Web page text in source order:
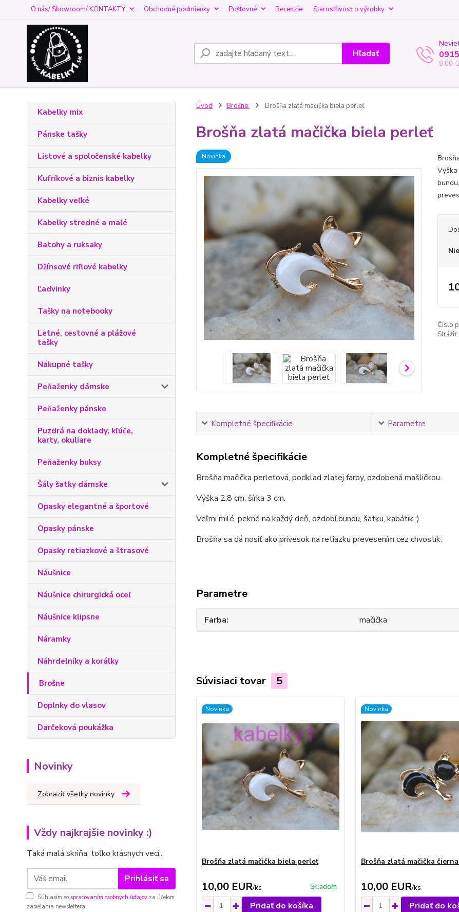
O nás/ Showroom/ KONTAKTY Obchodné podmienky Poštovné Recenzie Starostlivosť o výrobky
Hľadať
8.00-
Kabelky mix
Pánske tašky
Listové a spoločenské kabelky
Kufríkové a biznis kabelky
Kabelky veľké
Kabelky stredné a malé
Batohy a ruksaky
Džínsové riflové kabelky
Ľadvinky
Tašky na notebooky
Letné, cestovné a plážové
tašky
Nákupné tašky
Peňaženky dámske
Peňaženky pánske
Puzdrá na doklady, kľúče,
karty, okuliare
Peňaženky buksy
Šály šatky dámske
Opasky elegantné a športové
Opasky pánske
Opasky retiazkové a štrasové
Náušnice
Náušnice chirurgická oceľ
Náušnice klipsne
Náramky
Náhrdelníky a korálky
Brošne
Doplnky do vlasov
Darčeková poukážka
Novinky
Zobraziť všetky novinky
Vždy najkrajšie novinky :)
Taká malá skriňa, toľko krásnych vecí...
Prihlásiť sa
Súhlasím so spracovaním osobných údajov za účelom
zasielania newslettera.
Úvod Brošne Brošňa zlatá mačička biela perleť
Brošňa zlatá mačička biela perleť
Novinka
Výška
Číslo
Kompletné špecifikácie Parametre
Kompletné špecifikácie
Brošňa mačička perleťová, podklad zlatej farby, ozdobená mašličkou.
Výška 2,8 cm, šírka 3 cm.
Veľmi milé, pekné na každý deň, ozdobí bundu, šatku, kabátik :)
Brošňa sa dá nosiť ako prívesok na retiazku prevesením cez chvostík.
Parametre
Farba mačička
Súvisiaci tovar 5
Novinka
Brošňa zlatá mačička biela perleť
10,00 EUR/ks Skladom
Pridať do košíka
Novinka
Brošňa zlatá mačička
10,00 EUR/ks
Pridať do